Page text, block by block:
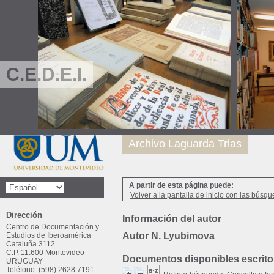
C.E.D.E.I.
A partir de esta página puede:
Volver a la pantalla de inicio con las
Información del autor
Autor N. Lyubimova
Documentos disponibles
Archivo Laguarda Trias
Dirección
Centro de Documentación y
Estudios de Iberoamérica
Cataluña 3112
C.P. 11.600 Montevideo
URUGUAY
Teléfono: (598) 2628 7191